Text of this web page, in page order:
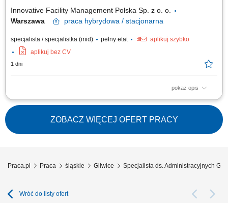
Innovative Facility Management Polska Sp. z o. o.
Warszawa
praca hybrydowa / stacjonarna
specjalista / specjalistka (mid) pełny etat
aplikuj szybko
aplikuj bez CV
1 dni
pokaż opis
Opis stanowiska Koordynowanie dokumentacji związanej z działalnością
techniczną firmy. Sporządzanie raportów, analiz i zestawień zgodnie z
obowiązującymi wymaganiami. Planowanie terminów przeglądów oraz
kontrola ich realizacji. Współpraca z zespołem technicznym i innymi
działami...
ZOBACZ WIĘCEJ OFERT PRACY
Praca.pl Praca śląskie Gliwice Specjalista ds. Administracyjnych
Wróć do listy ofert